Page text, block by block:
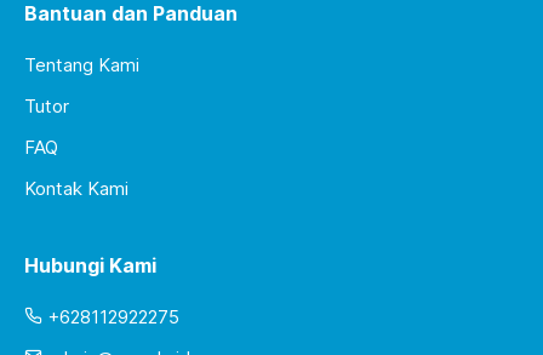
Bantuan dan Panduan
Tentang Kami
Tutor
FAQ
Kontak Kami
Hubungi Kami
+628112922275